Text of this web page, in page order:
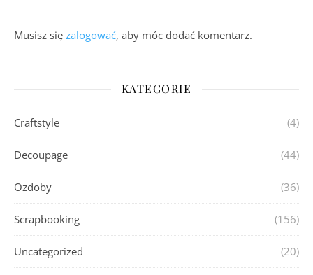
Musisz się zalogować, aby móc dodać komentarz.
KATEGORIE
Craftstyle (4)
Decoupage (44)
Ozdoby (36)
Scrapbooking (156)
Uncategorized (20)